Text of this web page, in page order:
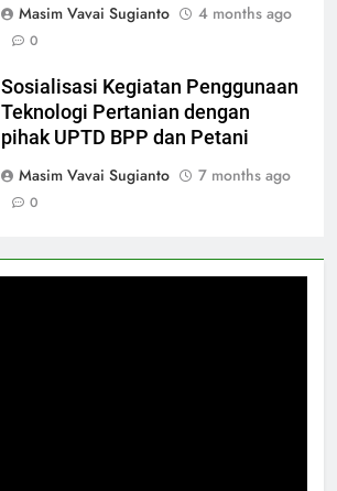
Masim Vavai Sugianto
4 months ago
0
Sosialisasi Kegiatan Penggunaan
Teknologi Pertanian dengan
pihak UPTD BPP dan Petani
Masim Vavai Sugianto
7 months ago
0